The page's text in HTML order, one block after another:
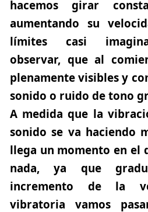
hacemos girar
aumentando su
límites casi
observar, que al
plenamente visibles y
sonido o ruido de tono
A medida que la
sonido se va haciendo
llega un momento en el
nada, ya que
incremento de la
vibratoria vamos